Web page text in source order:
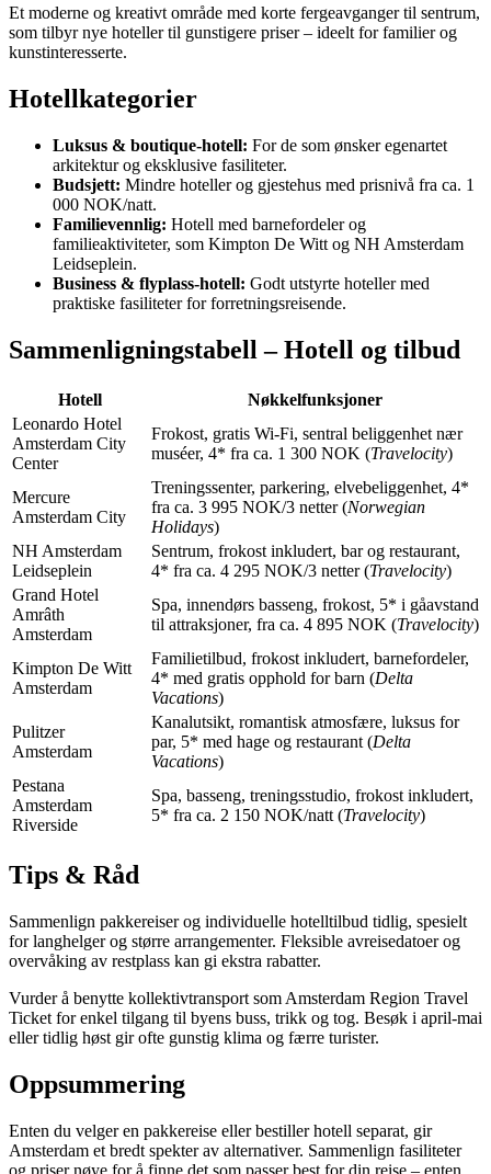
Et moderne og kreativt område med korte fergeavganger til sentrum,
som tilbyr nye hoteller til gunstigere priser – ideelt for familier og
kunstinteresserte.
Hotellkategorier
Luksus & boutique-hotell: For de som ønsker egenartet
arkitektur og eksklusive fasiliteter.
Budsjett: Mindre hoteller og gjestehus med prisnivå fra ca. 1
000 NOK/natt.
Familievennlig: Hotell med barnefordeler og
familieaktiviteter, som Kimpton De Witt og NH Amsterdam
Leidseplein.
Business & flyplass-hotell: Godt utstyrte hoteller med
praktiske fasiliteter for forretningsreisende.
Sammenligningstabell – Hotell og tilbud
Hotell
Nøkkelfunksjoner
Leonardo Hotel
Amsterdam City
Center
Frokost, gratis Wi-Fi, sentral beliggenhet nær
muséer, 4* fra ca. 1 300 NOK (Travelocity)
Mercure
Amsterdam City
Treningssenter, parkering, elvebeliggenhet, 4*
fra ca. 3 995 NOK/3 netter (Norwegian
Holidays)
NH Amsterdam
Leidseplein
Sentrum, frokost inkludert, bar og restaurant,
4* fra ca. 4 295 NOK/3 netter (Travelocity)
Grand Hotel
Amrâth
Amsterdam
Spa, innendørs basseng, frokost, 5* i gåavstand
til attraksjoner, fra ca. 4 895 NOK (Travelocity)
Kimpton De Witt
Amsterdam
Familietilbud, frokost inkludert, barnefordeler,
4* med gratis opphold for barn (Delta
Vacations)
Pulitzer
Amsterdam
Kanalutsikt, romantisk atmosfære, luksus for
par, 5* med hage og restaurant (Delta
Vacations)
Pestana
Amsterdam
Riverside
Spa, basseng, treningsstudio, frokost inkludert,
5* fra ca. 2 150 NOK/natt (Travelocity)
Tips & Råd
Sammenlign pakkereiser og individuelle hotelltilbud tidlig, spesielt
for langhelger og større arrangementer. Fleksible avreisedatoer og
overvåking av restplass kan gi ekstra rabatter.
Vurder å benytte kollektivtransport som Amsterdam Region Travel
Ticket for enkel tilgang til byens buss, trikk og tog. Besøk i april-mai
eller tidlig høst gir ofte gunstig klima og færre turister.
Oppsummering
Enten du velger en pakkereise eller bestiller hotell separat, gir
Amsterdam et bredt spekter av alternativer. Sammenlign fasiliteter
og priser nøye for å finne det som passer best for din reise – enten